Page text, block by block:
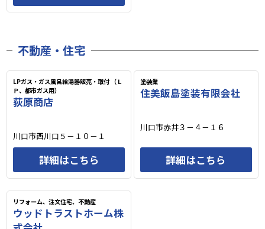
不動産・住宅
LPガス・ガス風呂給湯器販売・取付 （Ｌ
Ｐ、都市ガス用）
荻原商店
川口市西川口５－１０－１
詳細はこちら
塗装業
住美飯島塗装有限会社
川口市赤井３－４－１６
詳細はこちら
リフォーム、注文住宅、不動産
ウッドトラストホーム株